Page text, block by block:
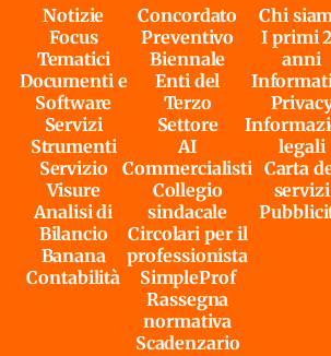
Notizie
Focus
Tematici
Documenti e
Software
Servizi
Strumenti
Servizio
Visure
Analisi di
Bilancio
Banana
Contabilità
Concordato
Preventivo
Biennale
Enti del
Terzo
Settore
AI
Commercialisti
Collegio
sindacale
Circolari per il
professionista
SimpleProf
Rassegna
normativa
Scadenzario
Chi
I primi
anni
legali
Carta
servizi